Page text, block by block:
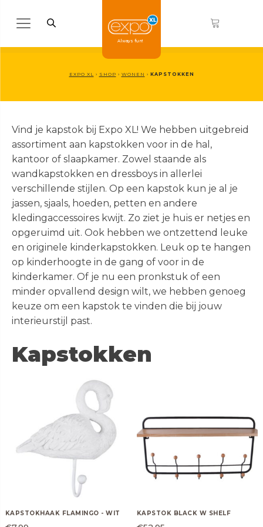
Always fun!
Gifts
Beelden
Bekers en glazen
Boeken
Drankspellen
Feestartikelen & Versiering
Fidgets
Fun
Geschenken
Koken & Tafelen
Mokken
Newborn gifts
Nostalgic Art
Overige
Posters
Spaarpotten
Wijnfleshouders
2 Hamamdoeken voor 1
Bestel 2 hamamdoeken voor €25,
2 Hamamdoeken voor 1
Bestel 2 hamamdoeken voor €25,
inclusief gratis verzending!
SHOP
Dames
Dames Happy Socks
Tassen
Alle schoenen
Heren Happy Socks
Sloffen & Pantoffels
Heren sneakers
Wonen
Aroma diffusers
Hamamdoeken
Kapstokken
Keukenaccessoires
Geurartikelen
Riverdale
Posters
Klokken
2 Hamamdoeken voor 1
Bestel 2 hamamdoeken voor €25,
inclusief gratis verzending!
SHOP
EXPO XL › SHOP › WONEN › KAPSTOKKEN
Vind je kapstok bij Expo XL! We hebben uitgebreid
assortiment aan kapstokken voor in de hal,
kantoor of slaapkamer. Zowel staande als
wandkapstokken en dressboys in allerlei
verschillende stijlen. Op een kapstok kun je al je
jassen, sjaals, hoeden, petten en andere
kledingaccessoires kwijt. Zo ziet je huis er netjes en
opgeruimd uit. Ook hebben we ontzettend leuke
en originele kinderkapstokken. Leuk op te hangen
op kinderhoogte in de gang of voor in de
kinderkamer. Of je nu een pronkstuk of een
minder opvallend design wilt, we hebben genoeg
keuze om een kapstok te vinden die bij jouw
interieurstijl past.
Kapstokken
KAPSTOKHAAK FLAMINGO - WIT KAPSTOK BLACK W SHELF